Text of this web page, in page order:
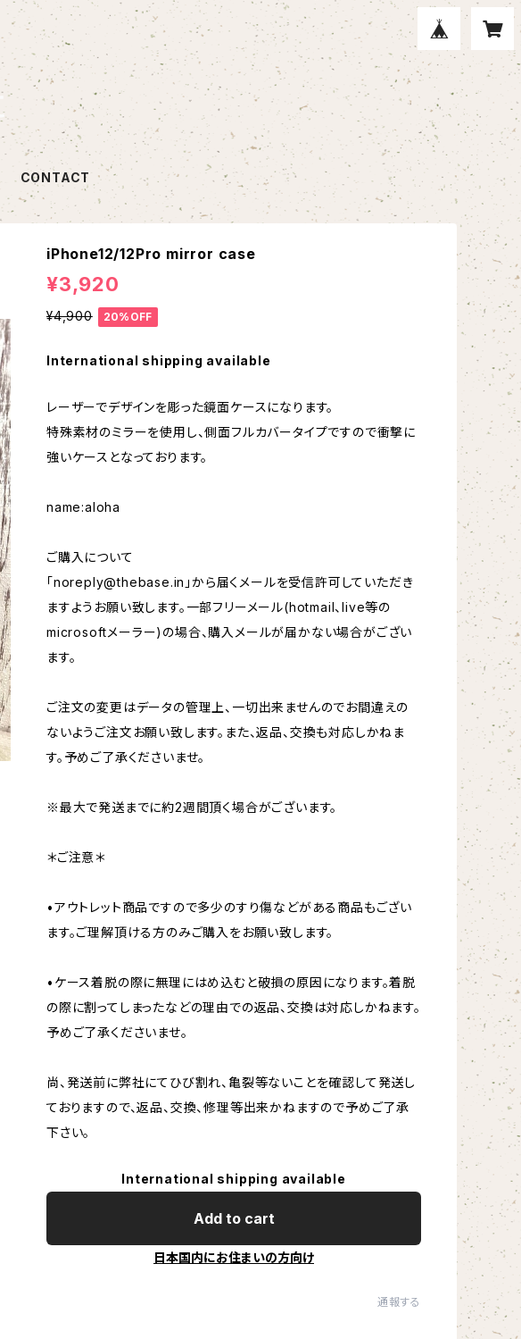
CONTACT
iPhone12/12Pro mirror case
¥3,920
¥4,900 20%OFF
International shipping available
レーザーでデザインを彫った鏡面ケースになります。
特殊素材のミラーを使用し、側面フルカバータイプですので衝撃に
強いケースとなっております。
name:aloha
ご購入について
「noreply@thebase.in 」から届くメールを受信許可していただき
ますようお願い致します。一部フリーメール(hotmail、live等の
microsoftメーラー)の場合、購入メールが届かない場合がござい
ます。
ご注文の変更はデータの管理上、一切出来ませんのでお間違えの
ないようご注文お願い致します。また、返品、交換も対応しかねま
す。予めご了承くださいませ。
※最大で発送までに約2週間頂く場合がございます。
＊ご注意＊
•アウトレット商品ですので多少のすり傷などがある商品もござい
ます。ご理解頂ける方のみご購入をお願い致します。
•ケース着脱の際に無理にはめ込むと破損の原因になります。着脱
の際に割ってしまったなどの理由での返品、交換は対応しかねます。
予めご了承くださいませ。
尚、発送前に弊社にてひび割れ、亀裂等ないことを確認して発送し
ておりますので、返品、交換、修理等出来かねますので予めご了承
下さい。
International shipping available
Add to cart
日本国内にお住まいの方向け
通報する